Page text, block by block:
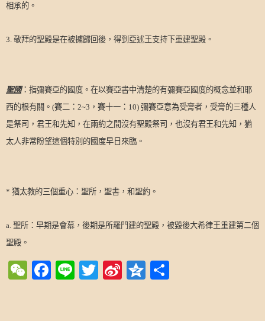
相承的。
3. 敬拜的聖殿是在被擄歸回後，得到亞述王支持下重建聖殿。
聖國：指彌賽亞的國度。在以賽亞書中清楚的有彌賽亞國度的概念並和耶
西的根有關。 (賽二： 2~3 ，賽十一： 10) 彌賽亞意為受膏者，受膏的三種人
是祭司，君王和先知，在兩約之間沒有聖殿祭司，也沒有君王和先知，猶
太人非常盼望這個特別的國度早日來臨。
* 猶太教的三個重心：聖所，聖書，和聖約。
a. 聖所：早期是會幕，後期是所羅門建的聖殿，被毀後大希律王重建第二個
聖殿。
WeChat
Facebook
LineTwitter
SinaQzone